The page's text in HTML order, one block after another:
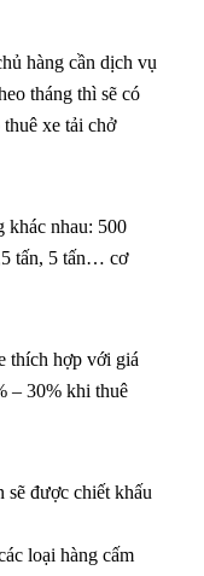
hàng cần dịch vụ
tháng thì sẽ có
xe tải chở
khác nhau: 500
tấn, 5 tấn… cơ
thích hợp với giá
– 30% khi thuê
được chiết khấu
loại hàng cấm